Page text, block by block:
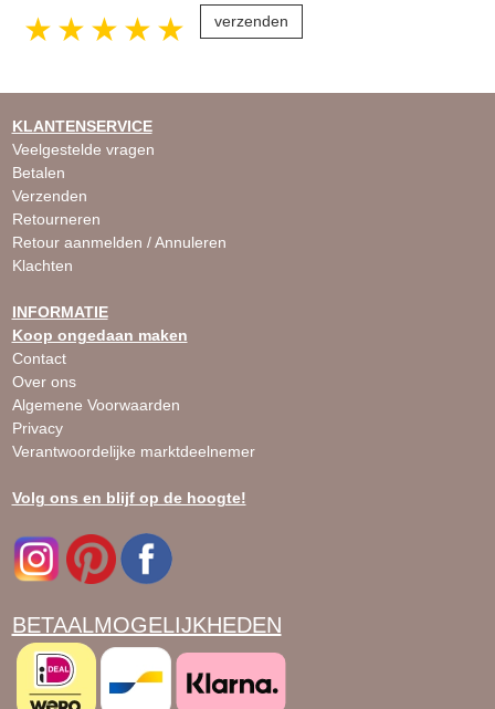
5 stars
4 stars
3 stars
2 stars
1 star
KLANTENSERVICE
Veelgestelde vragen
Betalen
Verzenden
Retourneren
Retour aanmelden / Annuleren
Klachten
INFORMATIE
Koop ongedaan maken
Contact
Over ons
Algemene Voorwaarden
Privacy
Verantwoordelijke marktdeelnemer
Volg ons en blijf op de hoogte!
BETAALMOGELIJKHEDEN